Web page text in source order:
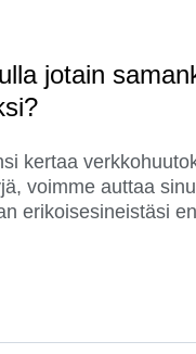
jotain
kertaa
voimme auttaa
erikoisesineistäsi